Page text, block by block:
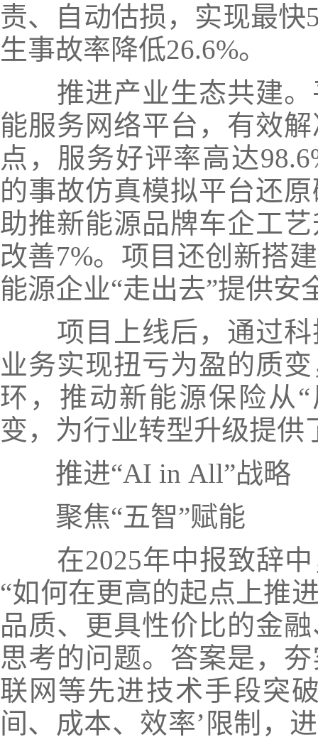
责、自动估损，实现最
生事故率降低26.6%。
推进产业生态共建。
能服务网络平台，有效
点，服务好评率高达
的事故仿真模拟平台还
助推新能源品牌车企工
改善7%。项目还创新搭
能源企业“走出去”提供安
项目上线后，通过
业务实现扭亏为盈的质
环，推动新能源保险从
变，为行业转型升级提
推进“AI in All”战略
聚焦“五智”赋能
在2025年中报致辞
“如何在更高的起点上推
品质、更具性价比的金
思考的问题。答案是，
联网等先进技术手段突
间、成本、效率’限制，